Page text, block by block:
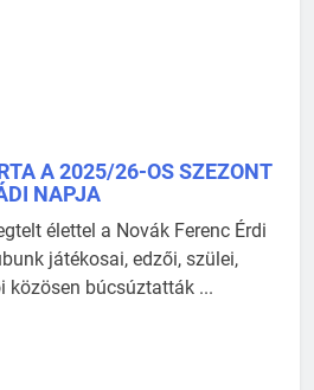
A 2025/26-OS SZEZONT
NAPJA
élettel a Novák Ferenc Érdi
játékosai, edzői, szülei,
közösen búcsúztatták ...